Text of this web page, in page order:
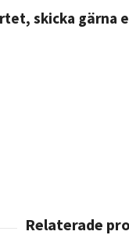
skicka